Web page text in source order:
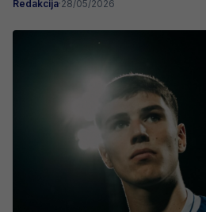
Redakcija·28/05/2026